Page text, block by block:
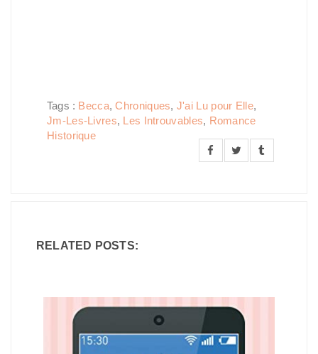
Tags : Becca,Chroniques, J'ai Lu pour Elle,
Jm-Les-Livres, Les Introuvables, Romance
Historique
RELATED POSTS: